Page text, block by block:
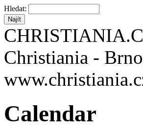
Hledat:
Christiania -
Calendar